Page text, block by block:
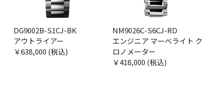
DG9002B-S1CJ-BK
アウトライアー
￥638,000 (税込)
NM9026C-S6CJ-RD
エンジニア マーベライト ク
ロノメーター
￥418,000 (税込)